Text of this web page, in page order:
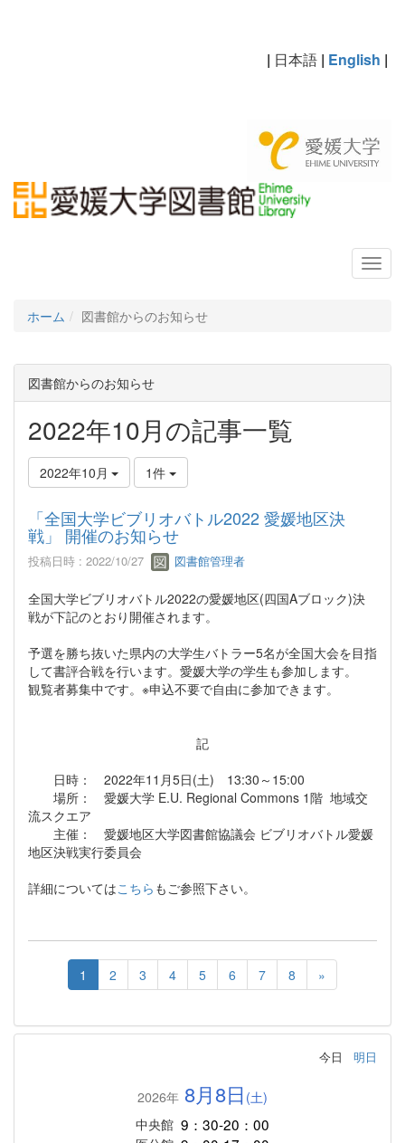
| 日本語 | English |
ホーム 図書館からのお知らせ
図書館からのお知らせ
2022年10月の記事一覧
2022年10月 1件
「全国大学ビブリオバトル2022 愛媛地区決
戦」 開催のお知らせ
投稿日時 : 2022/10/27 図書館管理者
全国大学ビブリオバトル2022の愛媛地区(四国Aブロック)決
戦が下記のとおり開催されます。
予選を勝ち抜いた県内の大学生バトラー5名が全国大会を目指
して書評合戦を行います。愛媛大学の学生も参加します。
観覧者募集中です。※申込不要で自由に参加できます。
記
日時： 2022年11月5日(土) 13:30～15:00
場所： 愛媛大学 E.U. Regional Commons 1階 地域交
流スクエア
主催： 愛媛地区大学図書館協議会 ビブリオバトル愛媛
地区決戦実行委員会
詳細についてはこちら もご参照下さい。
1 2 3 4 5 6 7 8 »
今日 明日
2026年 8月8日 (土)
中央館 9：30-20：00